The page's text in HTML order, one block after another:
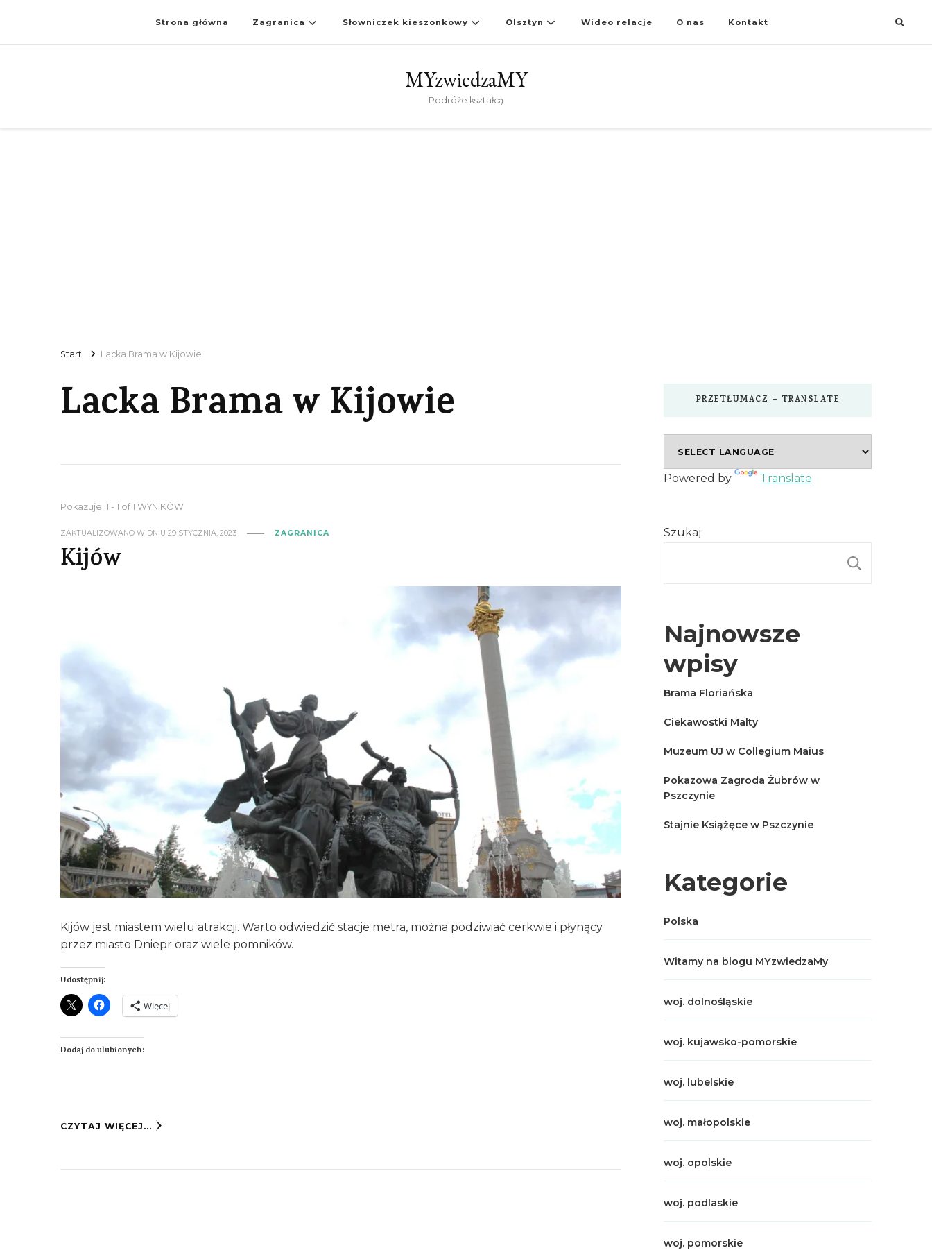
Strona główna Zagranica Słowniczek kieszonkowy Olsztyn Wideo relacje O nas Kontakt
MYzwiedzaMY
Podróże kształcą
Start Lacka Brama w Kijowie
Lacka Brama w Kijowie
Pokazuje: 1 - 1 of 1 WYNIKÓW
ZAKTUALIZOWANO W DNIU29 STYCZNIA, 2023 ZAGRANICA
Kijów
Kijów jest miastem wielu atrakcji. Warto odwiedzić stacje metra, można podziwiać cerkwie i płynący
przez miasto Dniepr oraz wiele pomników.
Udostępnij:
Więcej
Dodaj do ulubionych:
CZYTAJ WIĘCEJ...
PRZETŁUMACZ – TRANSLATE
Powered by Translate
Szukaj
Najnowsze
wpisy
Brama Floriańska
Ciekawostki Malty
Muzeum UJ w Collegium Maius
Pokazowa Zagroda Żubrów w
Pszczynie
Stajnie Książęce w Pszczynie
Kategorie
Polska
Witamy na blogu MYzwiedzaMy
woj. dolnośląskie
woj. kujawsko-pomorskie
woj. lubelskie
woj. małopolskie
woj. opolskie
woj. podlaskie
woj. pomorskie